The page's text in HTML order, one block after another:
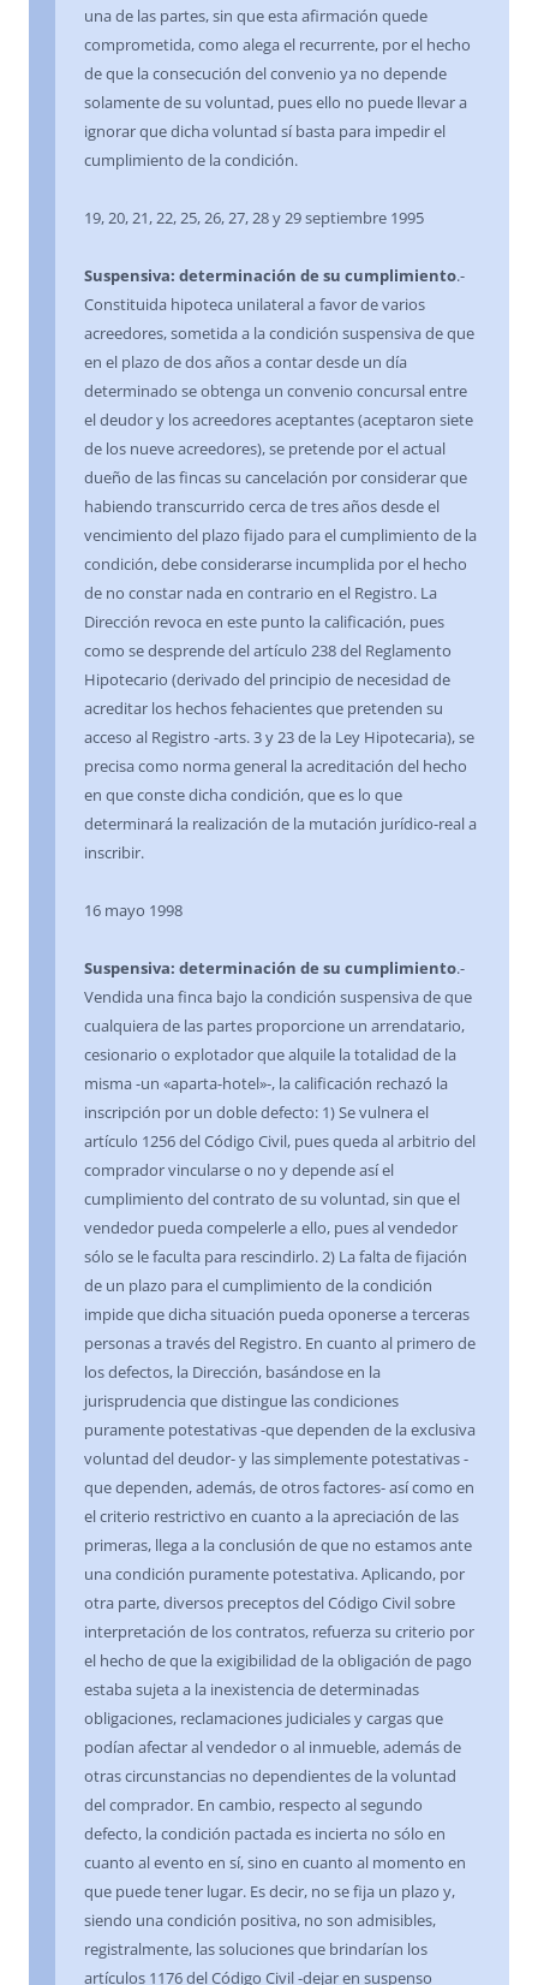
una de las partes, sin que esta afirmación quede
comprometida, como alega el recurrente, por el hecho
de que la consecución del convenio ya no depende
solamente de su voluntad, pues ello no puede llevar a
ignorar que dicha voluntad sí basta para impedir el
cumplimiento de la condición.
19, 20, 21, 22, 25, 26, 27, 28 y 29 septiembre 1995
Suspensiva: determinación de su cumplimiento.-
Constituida hipoteca unilateral a favor de varios
acreedores, sometida a la condición suspensiva de que
en el plazo de dos años a contar desde un día
determinado se obtenga un convenio concursal entre
el deudor y los acreedores aceptantes (aceptaron siete
de los nueve acreedores), se pretende por el actual
dueño de las fincas su cancelación por considerar que
habiendo transcurrido cerca de tres años desde el
vencimiento del plazo fijado para el cumplimiento de la
condición, debe considerarse incumplida por el hecho
de no constar nada en contrario en el Registro. La
Dirección revoca en este punto la calificación, pues
como se desprende del artículo 238 del Reglamento
Hipotecario (derivado del principio de necesidad de
acreditar los hechos fehacientes que pretenden su
acceso al Registro -arts. 3 y 23 de la Ley Hipotecaria), se
precisa como norma general la acreditación del hecho
en que conste dicha condición, que es lo que
determinará la realización de la mutación jurídico-real a
inscribir.
16 mayo 1998
Suspensiva: determinación de su cumplimiento.-
Vendida una finca bajo la condición suspensiva de que
cualquiera de las partes proporcione un arrendatario,
cesionario o explotador que alquile la totalidad de la
misma -un «aparta-hotel»-, la calificación rechazó la
inscripción por un doble defecto: 1) Se vulnera el
artículo 1256 del Código Civil, pues queda al arbitrio del
comprador vincularse o no y depende así el
cumplimiento del contrato de su voluntad, sin que el
vendedor pueda compelerle a ello, pues al vendedor
sólo se le faculta para rescindirlo. 2) La falta de fijación
de un plazo para el cumplimiento de la condición
impide que dicha situación pueda oponerse a terceras
personas a través del Registro. En cuanto al primero de
los defectos, la Dirección, basándose en la
jurisprudencia que distingue las condiciones
puramente potestativas -que dependen de la exclusiva
voluntad del deudor- y las simplemente potestativas -
que dependen, además, de otros factores- así como en
el criterio restrictivo en cuanto a la apreciación de las
primeras, llega a la conclusión de que no estamos ante
una condición puramente potestativa. Aplicando, por
otra parte, diversos preceptos del Código Civil sobre
interpretación de los contratos, refuerza su criterio por
el hecho de que la exigibilidad de la obligación de pago
estaba sujeta a la inexistencia de determinadas
obligaciones, reclamaciones judiciales y cargas que
podían afectar al vendedor o al inmueble, además de
otras circunstancias no dependientes de la voluntad
del comprador. En cambio, respecto al segundo
defecto, la condición pactada es incierta no sólo en
cuanto al evento en sí, sino en cuanto al momento en
que puede tener lugar. Es decir, no se fija un plazo y,
siendo una condición positiva, no son admisibles,
registralmente, las soluciones que brindarían los
artículos 1176 del Código Civil -dejar en suspenso